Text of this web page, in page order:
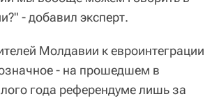
- добавил эксперт.
Молдавии к евроинтеграции
- на прошедшем в
года референдуме лишь за